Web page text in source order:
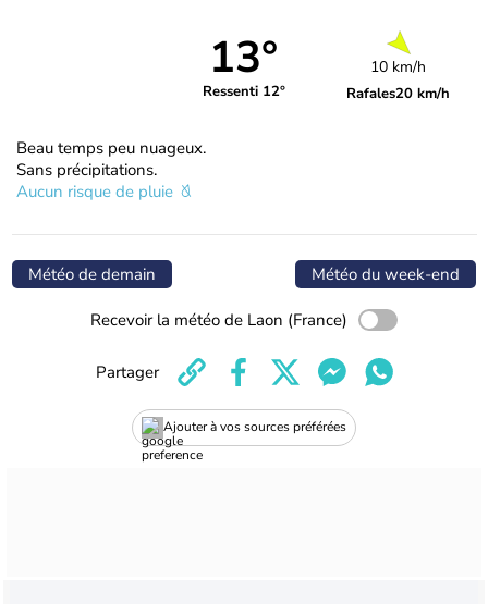
13°
Ressenti 12°
10 km/h
Rafales20 km/h
Beau temps peu nuageux.
Sans précipitations.
Aucun risque de pluie
Météo de demain Météo du week-end
Recevoir la météo de Laon (France)
Ajouter à vos sources préférées
Partager